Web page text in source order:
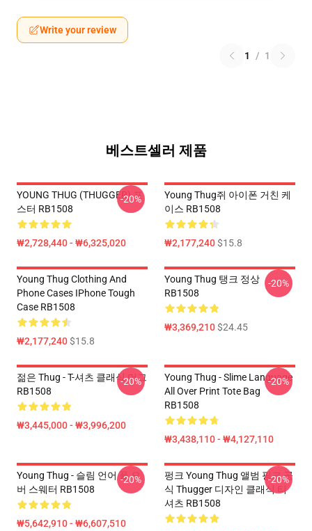
Write your review
1 / 1
베스트셀러 제품
YOUNG THUG (THUGGER) 포
스터 RB1508
₩2,728,440 - ₩6,325,020
-20%
Young Thug쥐 아이폰 거친 케
이스 RB1508
₩2,177,240$15.8
Young Thug Clothing And
Phone Cases IPhone Tough
Case RB1508
₩2,177,240$15.8
Young Thug 탱크 정상
RB1508
₩3,369,210$24.45
-20%
젊은 Thug - T-셔츠 클래식 머그
RB1508
₩3,445,000 - ₩3,996,200
-20%
Young Thug - Slime Language
All Over Print Tote Bag
RB1508
₩3,438,110 - ₩4,127,110
-20%
Young Thug - 슬림 언어 풀 오
버 스웨터 RB1508
₩5,642,910 - ₩6,607,510
-20%
펑크 Young Thug 앨범 핑크 공
식 Thugger 디자인 클래식 티
셔츠 RB1508
-20%